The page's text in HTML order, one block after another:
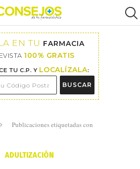
EN TU FARMACIA
100% GRATIS
TU C.P. Y LOCALÍZALA:
BUSCAR
Publicaciones etiquetadas con
ADULTIZACIÓN